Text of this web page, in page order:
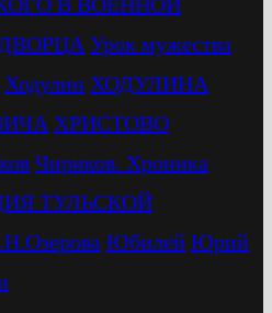
Урок мужества
Ходулин ХОДУЛИНА
ХРИСТОВО
Чириков. Хроника
ТУЛЬСКОЙ
Юбилей Юрий